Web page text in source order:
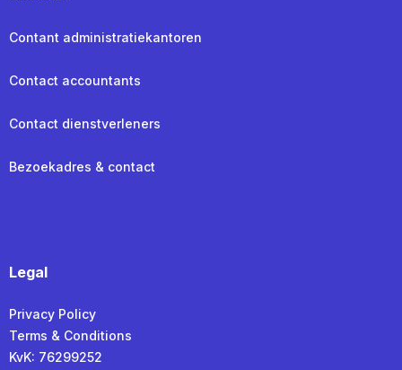
Contant administratiekantoren
Contact accountants
Contact dienstverleners
Bezoekadres & contact
Legal
Privacy Policy
Terms & Conditions
KvK: 76299252